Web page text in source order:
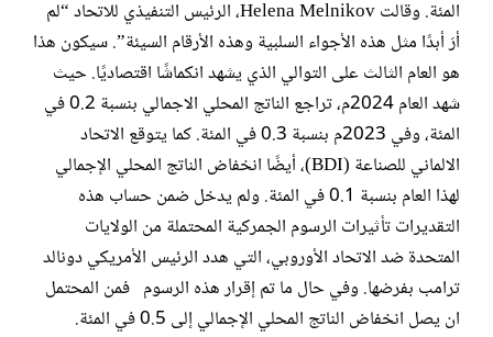
المئة. وقالت Helena Melnikov، الرئيس التنفيذي للاتحاد “لم
أرَ أبدًا مثل هذه الأجواء السلبية وهذه الأرقام السيئة”. سيكون هذا
هو العام الثالث على التوالي الذي يشهد انكماشًا اقتصاديًا. حيث
شهد العام 2024م، تراجع الناتج المحلي الاجمالي بنسبة 0.2 في
المئة، وفي 2023م بنسبة 0.3 في المئة. كما يتوقع الاتحاد
الالماني للصناعة (BDI)، أيضًا انخفاض الناتج المحلي الإجمالي
لهذا العام بنسبة 0.1 في المئة. ولم يدخل ضمن حساب هذه
التقديرات تأثيرات الرسوم الجمركية المحتملة من الولايات
المتحدة ضد الاتحاد الأوروبي، التي هدد الرئيس الأمريكي دونالد
ترامب بفرضها. وفي حال ما تم إقرار هذه الرسوم فمن المحتمل
ان يصل انخفاض الناتج المحلي الإجمالي إلى 0.5 في المئة.